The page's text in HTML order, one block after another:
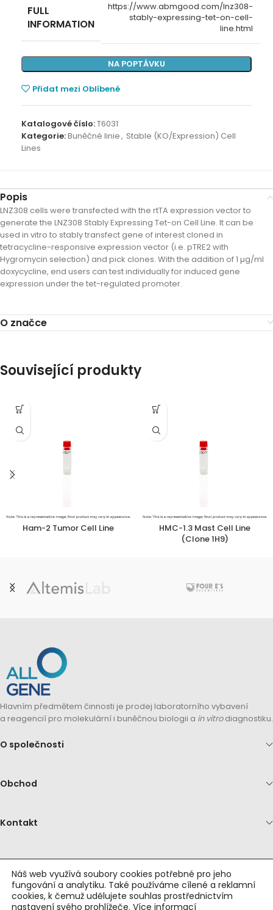
FULL
INFORMATION
https://www.abmgood.com/lnz308-
stably-expressing-tet-on-cell-
line.html
NA POPTÁVKU
Přidat mezi Oblíbené
Katalogové číslo:T6031
Kategorie:Buněčné linie, Stable (KO/Expression) Cell
Lines
Popis
LNZ308 cells were transfected with the rtTA expression vector to
generate the LNZ308 Stably Expressing Tet-on Cell Line. It can be
used in vitro to stably transfect gene of interest cloned in
tetracycline-responsive expression vector (i.e. pTRE2 with
Hygromycin selection) and pick clones. With the addition of 1 µg/ml
doxycycline, end users can test individually for induced gene
expression under the tet-regulated promoter.
O značce
Související produkty
Ham-2 Tumor Cell Line
HMC-1.3 Mast Cell Line
(Clone 1H9)
Hlavním předmětem činnosti je prodej laboratorního vybavení
a reagencií pro molekulární i buněčnou biologii a in vitrodiagnostiku.
O společnosti
Obchod
Kontakt
© 2026 Allgene s.r.o. Všechny práva vyhrazena.
Náš web využívá soubory cookies potřebné pro jeho
fungování a analytiku. Také používáme cílené a reklamní
cookies, k čemuž udělujete souhlas prostřednictvím
nastavení svého prohlížeče. Více informací